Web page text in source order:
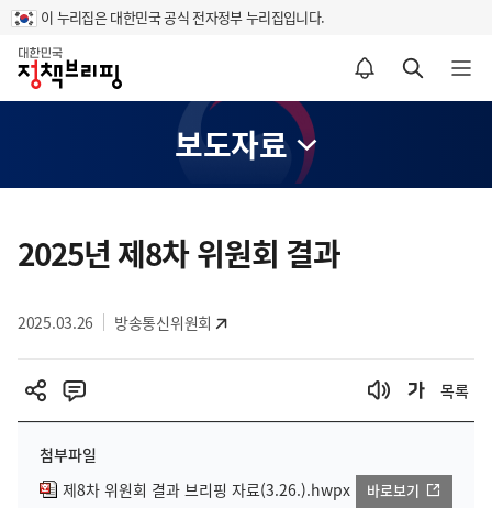
이 누리집은 대한민국 공식 전자정부 누리집입니다.
홈
알림설정 바로가기 검색 바로가기 메뉴 열기
보도자료
텐
츠
역
2025년 제8차 위원회 결과
2025.03.26 방송통신위원회
목록
첨부파일
제8차 위원회 결과 브리핑 자료(3.26.).hwpx
바로보기